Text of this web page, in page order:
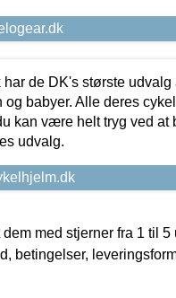
de DK's største udvalg
babyer. Alle deres
kan være helt tryg ved at
udvalg.
med stjerner fra 1 til 5
betingelser,